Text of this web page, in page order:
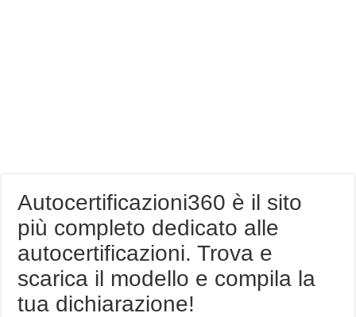
Autocertificazioni360 è il sito
più completo dedicato alle
autocertificazioni. Trova e
scarica il modello e compila la
tua dichiarazione!